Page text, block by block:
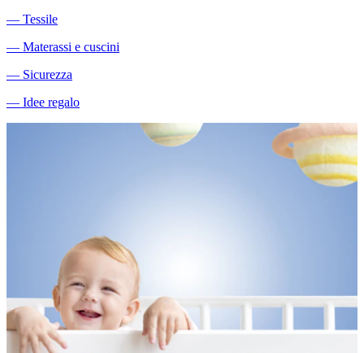
― Tessile
― Materassi e cuscini
― Sicurezza
― Idee regalo